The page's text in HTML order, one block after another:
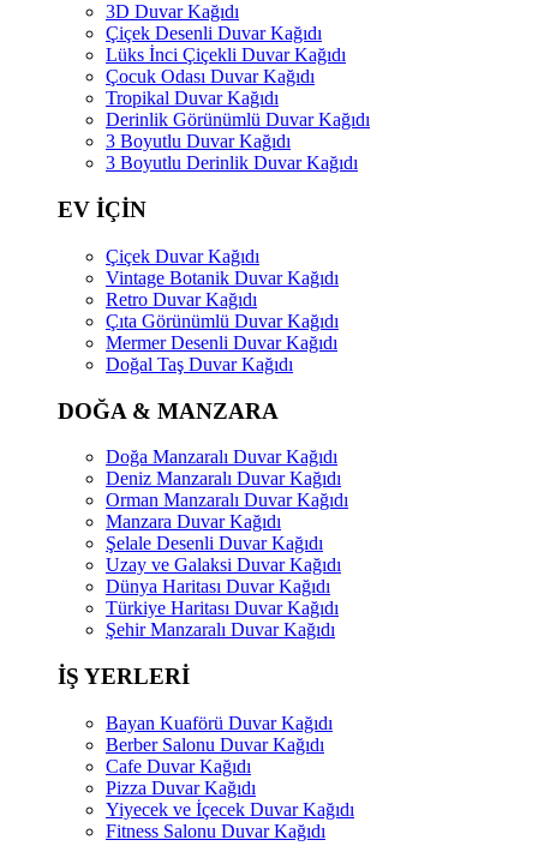
3D Duvar Kağıdı
Çiçek Desenli Duvar Kağıdı
Lüks İnci Çiçekli Duvar Kağıdı
Çocuk Odası Duvar Kağıdı
Tropikal Duvar Kağıdı
Derinlik Görünümlü Duvar Kağıdı
3 Boyutlu Duvar Kağıdı
3 Boyutlu Derinlik Duvar Kağıdı
EV İÇİN
Çiçek Duvar Kağıdı
Vintage Botanik Duvar Kağıdı
Retro Duvar Kağıdı
Çıta Görünümlü Duvar Kağıdı
Mermer Desenli Duvar Kağıdı
Doğal Taş Duvar Kağıdı
DOĞA & MANZARA
Doğa Manzaralı Duvar Kağıdı
Deniz Manzaralı Duvar Kağıdı
Orman Manzaralı Duvar Kağıdı
Manzara Duvar Kağıdı
Şelale Desenli Duvar Kağıdı
Uzay ve Galaksi Duvar Kağıdı
Dünya Haritası Duvar Kağıdı
Türkiye Haritası Duvar Kağıdı
Şehir Manzaralı Duvar Kağıdı
İŞ YERLERİ
Bayan Kuaförü Duvar Kağıdı
Berber Salonu Duvar Kağıdı
Cafe Duvar Kağıdı
Pizza Duvar Kağıdı
Yiyecek ve İçecek Duvar Kağıdı
Fitness Salonu Duvar Kağıdı